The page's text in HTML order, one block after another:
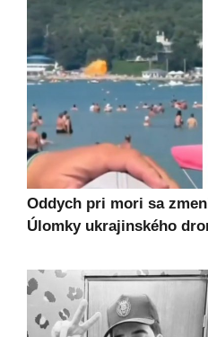
Oddych pri mori sa
Úlomky ukrajinského